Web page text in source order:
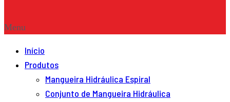
Menu
Início
Produtos
Mangueira Hidráulica Espiral
Conjunto de Mangueira Hidráulica